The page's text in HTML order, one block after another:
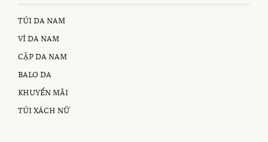
TÚI DA NAM
VÍ DA NAM
CẶP DA NAM
BALO DA
KHUYẾN MÃI
TÚI XÁCH NỮ